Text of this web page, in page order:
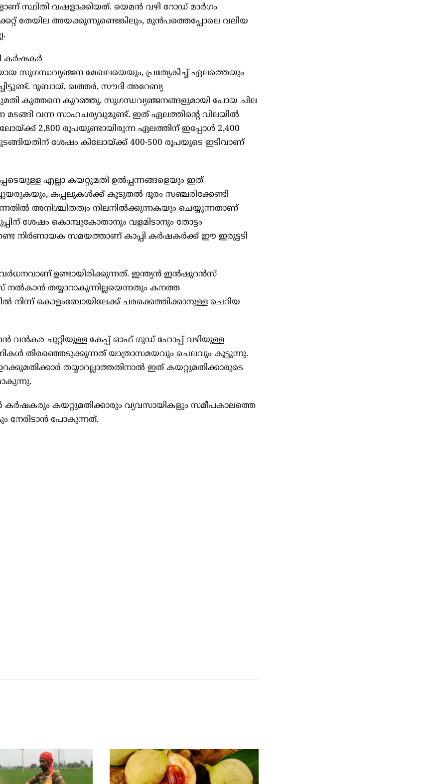
സ്ഥിതി വഷളാക്കിയത്. യെമന്‍ വഴി റോഡ് മാര്‍ഗം
തേയില അയക്കുന്നുണ്ടെങ്കിലും, മുന്‍പത്തെപ്പോലെ വലിയ
കര്‍ഷകര്‍
സുഗന്ധവ്യഞ്ജന മേഖലയെയും, പ്രത്യേകിച്ച് ഏലത്തെയും
ദുബായ്, ഖത്തര്‍, സൗദി അറേബ്യ
കുത്തനെ കുറഞ്ഞു. സുഗന്ധവ്യഞ്ജനങ്ങളുമായി പോയ ചില
വന്ന സാഹചര്യവുമുണ്ട്. ഇത് ഏലത്തിന്റെ വിലയില്‍
2,800 രൂപയുണ്ടായിരുന്ന ഏലത്തിന് ഇപ്പോള്‍ 2,400
ശേഷം കിലോയ്ക്ക് 400-500 രൂപയുടെ ഇടിവാണ്
എല്ലാ കയറ്റുമതി ഉല്‍പ്പന്നങ്ങളെയും ഇത്
കപ്പലുകള്‍ക്ക് കൂടുതല്‍ ദൂരം സഞ്ചരിക്കേണ്ടി
അനിശ്ചിതത്വം നിലനില്‍ക്കുന്നകയും ചെയ്യുന്നതാണ്
ശേഷം കൊമ്പുകോതാനും വളമിടാനും തോട്ടം
നിര്‍ണായക സമയത്താണ് കാപ്പി കര്‍ഷകര്‍ക്ക് ഈ ഇരുട്ടടി
ഉണ്ടായിരിക്കുന്നത്. ഇന്ത്യന്‍ ഇന്‍ഷുറന്‍സ്
തയ്യാറാകുന്നില്ലയെന്നതും കനത്ത
നിന്ന് കൊളംബോയിലേക്ക് ചരക്കെത്തിക്കാനുള്ള ചെറിയ
വന്‍കര ചുറ്റിയുള്ള കേപ്പ് ഓഫ് ഗുഡ് ഹോപ്പ് വഴിയുള്ള
തിരഞ്ഞെടുക്കുന്നത് യാത്രാസമയവും ചെലവും കൂട്ടുന്നു.
തയ്യാറല്ലാത്തതിനാല്‍ ഇത് കയറ്റുമതിക്കാരുടെ
കര്‍ഷകരും കയറ്റുമതിക്കാരും വ്യവസായികളും സമീപകാലത്തെ
നേരിടാന്‍ പോകുന്നത്.